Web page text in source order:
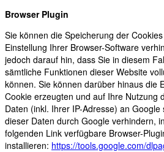
Browser Plugin
Sie können die Speicherung der
Einstellung Ihrer Browser-Software
jedoch darauf hin, dass Sie in diesem
sämtliche Funktionen dieser Website
können. Sie können darüber hinaus die
Cookie erzeugten und auf Ihre Nutzung
Daten (inkl. Ihrer IP-Adresse) an Google
dieser Daten durch Google verhindern,
folgenden Link verfügbare Browser-
installieren: https://tools.google.com/